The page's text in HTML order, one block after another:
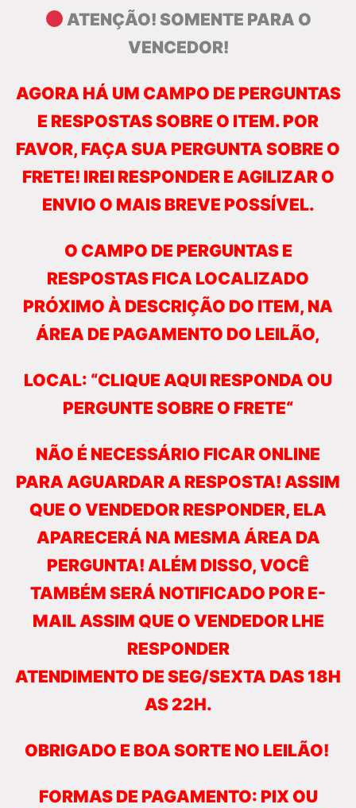
ATENÇÃO! SOMENTE PARA O
VENCEDOR!
AGORA HÁ UM CAMPO DE PERGUNTAS
E RESPOSTAS SOBRE O ITEM. POR
FAVOR, FAÇA SUA PERGUNTA SOBRE O
FRETE! IREI RESPONDER E AGILIZAR O
ENVIO O MAIS BREVE POSSÍVEL.
O CAMPO DE PERGUNTAS E
RESPOSTAS FICA LOCALIZADO
PRÓXIMO À DESCRIÇÃO DO ITEM, NA
ÁREA DE PAGAMENTO DO LEILÃO,
LOCAL: “CLIQUE AQUI RESPONDA OU
PERGUNTE SOBRE O FRETE“
NÃO É NECESSÁRIO FICAR ONLINE
PARA AGUARDAR A RESPOSTA! ASSIM
QUE O VENDEDOR RESPONDER, ELA
APARECERÁ NA MESMA ÁREA DA
PERGUNTA! ALÉM DISSO, VOCÊ
TAMBÉM SERÁ NOTIFICADO POR E-
MAIL ASSIM QUE O VENDEDOR LHE
RESPONDER
ATENDIMENTO DE SEG/SEXTA DAS 18H
AS 22H.
OBRIGADO E BOA SORTE NO LEILÃO!
FORMAS DE PAGAMENTO: PIX OU